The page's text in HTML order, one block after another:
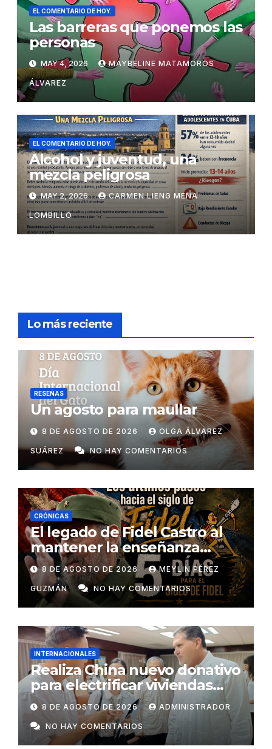
EL COMENTARIO DE HOY.
Las barreras que ponemos las
personas
MAY 4, 2026 MAYBELINE MATAMOROS
ÁLVAREZ
EL COMENTARIO DE HOY.
Alcohol y juventud, una
mezcla peligrosa
MAY 2, 2026 CARMEN LIENG MENA
LOMBILLO
Lo más reciente
RESEÑAS
Un agosto para maullar
8 DE AGOSTO DE 2026 OLGA ÁLVAREZ
SUÁREZ NO HAY COMENTARIOS
CRÓNICAS
El legado de Fidel Castro al
mantener la enseñanza
como un derecho universal
8 DE AGOSTO DE 2026 MEYLIN PÉREZ
GUZMÁN NO HAY COMENTARIOS
INTERNACIONALES
Realiza China nuevo donativo
para electrificar viviendas
rurales aisladas y garantizar
respaldo energético a
centros vitales
8 DE AGOSTO DE 2026 ADMINISTRADOR
NO HAY COMENTARIOS